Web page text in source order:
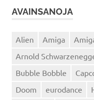
AVAINSANOJA
Alien Amiga
Arnold
Bubble Bobble
Doom
eurodance